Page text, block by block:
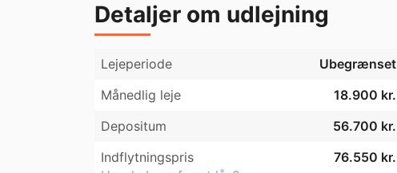
Detaljer om udlejning
Lejeperiode Ubegrænset
Månedlig leje
18.900 kr.
Depositum
56.700 kr.
Indflytningspris
76.550 kr.